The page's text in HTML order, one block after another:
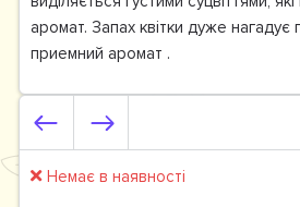
аромат. Запах квітки дуже
приемний аромат .
Немає в наявності